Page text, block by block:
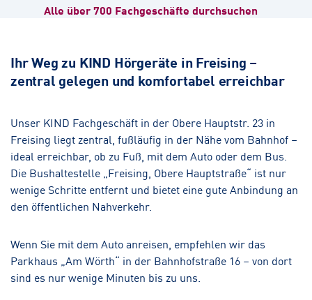
München-Haidhausen
Landshut
Ottobrunn
Hörakustik
Alle über 700 Fachgeschäfte durchsuchen
Ihr Weg zu KIND Hörgeräte in Freising –
zentral gelegen und komfortabel erreichbar
Unser KIND Fachgeschäft in der Obere Hauptstr. 23 in
Freising liegt zentral, fußläufig in der Nähe vom Bahnhof –
ideal erreichbar, ob zu Fuß, mit dem Auto oder dem Bus.
Die Bushaltestelle „Freising, Obere Hauptstraße“ ist nur
wenige Schritte entfernt und bietet eine gute Anbindung an
den öffentlichen Nahverkehr.
Wenn Sie mit dem Auto anreisen, empfehlen wir das
Parkhaus „Am Wörth“ in der Bahnhofstraße 16 – von dort
sind es nur wenige Minuten bis zu uns.